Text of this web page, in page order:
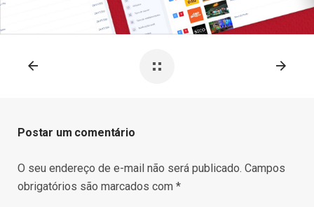
Postar um comentário
O seu endereço de e-mail não será publicado. Campos
obrigatórios são marcados com *